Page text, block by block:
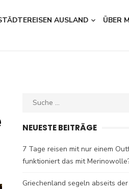
AUSLAND ÜBER
Search
NEUESTE BEITRÄGE
7 Tage reisen mit nur einem
funktioniert das mit
Griechenland segeln abseits der